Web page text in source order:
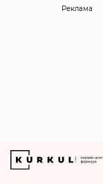
Реклама